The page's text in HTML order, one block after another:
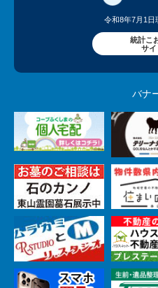
令和8年7月1日
統計こ
サイ
バナ